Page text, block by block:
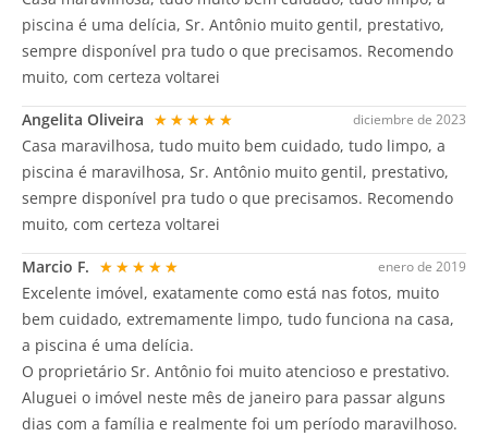
piscina é uma delícia, Sr. Antônio muito gentil, prestativo,
sempre disponível pra tudo o que precisamos. Recomendo
muito, com certeza voltarei
diciembre de 2023
Angelita Oliveira ★★★★★
Casa maravilhosa, tudo muito bem cuidado, tudo limpo, a
piscina é maravilhosa, Sr. Antônio muito gentil, prestativo,
sempre disponível pra tudo o que precisamos. Recomendo
muito, com certeza voltarei
enero de 2019
Marcio F. ★★★★★
Excelente imóvel, exatamente como está nas fotos, muito
bem cuidado, extremamente limpo, tudo funciona na casa,
a piscina é uma delícia.
O proprietário Sr. Antônio foi muito atencioso e prestativo.
Aluguei o imóvel neste mês de janeiro para passar alguns
dias com a família e realmente foi um período maravilhoso.